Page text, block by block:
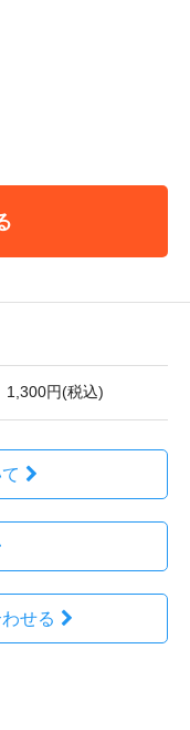
1,300円(税込)
せる